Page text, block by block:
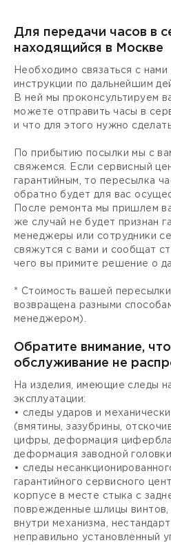
Для передачи часов в
находящийся в Москве
Необходимо связаться с нами
инструкции по дальнейшим
В ней мы проконсультируем
можете отправить часы в
и что для этого нужно
По прибытию посылки мы с
свяжемся. Если сервисный
гарантийным, то пересылка
обратно будет для вас
После ремонта мы пришлем
же случай не будет признан
менеджеры или сотрудники
свяжутся с вами и сообщат
чего вы примите решение о
* Стоимость вашей
возвращена разными
менеджером).
Обратите внимание,
обслуживание не
На изделия, имеющие следы
эксплуатации:
• следы ударов и
(вмятины, зазубрины,
цифры, деформация
деформация заводной
• следы
гарантийного сервисного
корпусе в месте стыка с
поврежденные шлицы винтов,
внутри механизма,
неправильно установленный